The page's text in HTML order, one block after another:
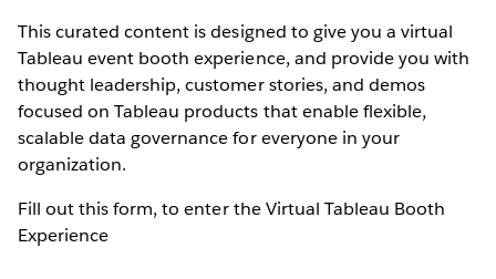
This curated content is designed to give you a virtual
Tableau event booth experience, and provide you with
thought leadership, customer stories, and demos
focused on Tableau products that enable flexible,
scalable data governance for everyone in your
organization.
Fill out this form, to enter the Virtual Tableau Booth
Experience